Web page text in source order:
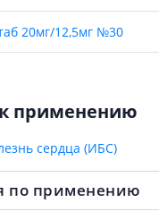
20мг/12,5мг №30
таблетки 5мг
применению
сердца (ИБС)
по применению